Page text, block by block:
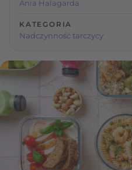
Ania Halagarda
KATEGORIA
Nadczynność tarczycy